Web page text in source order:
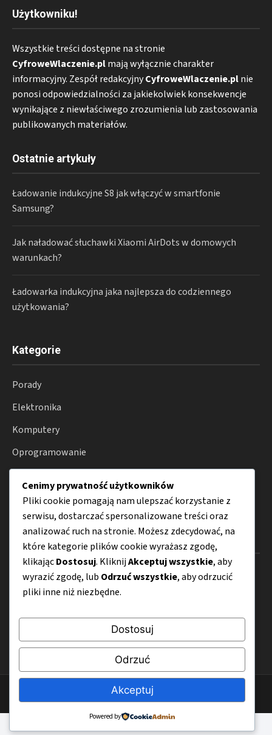
Użytkowniku!
Wszystkie treści dostępne na stronie
CyfroweWlaczenie.plmają wyłącznie charakter
informacyjny. Zespół redakcyjnyCyfroweWlaczenie.plnie
ponosi odpowiedzialności za jakiekolwiek konsekwencje
wynikające z niewłaściwego zrozumienia lub zastosowania
publikowanych materiałów.
Ostatnie artykuły
Ładowanie indukcyjne S8 jak włączyć w smartfonie
Samsung?
Jak naładować słuchawki Xiaomi AirDots w domowych
warunkach?
Ładowarka indukcyjna jaka najlepsza do codziennego
użytkowania?
Kategorie
Porady
Elektronika
Komputery
Oprogramowanie
Internet
O nas
Kontakt
Mapa strony
Polityka prywatności
© 2026 CyfroweWlaczenie.pl
Cenimy prywatność użytkowników
Pliki cookie pomagają nam ulepszać korzystanie z
serwisu, dostarczać spersonalizowane treści oraz
analizować ruch na stronie. Możesz zdecydować, na
które kategorie plików cookie wyrażasz zgodę,
klikającDostosuj. KliknijAkceptuj wszystkie, aby
wyrazić zgodę, lub Odrzuć wszystkie, aby odrzucić
pliki inne niż niezbędne.
Dostosuj
Odrzuć
Akceptuj
Powered by